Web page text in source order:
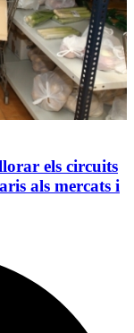
els circuits
als mercats i